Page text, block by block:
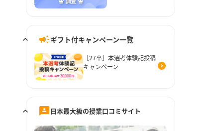
ギフト付キャンペーン一覧
［27卒］本選考体験記投稿
キャンペーン
日本最大級の授業口コミサイト